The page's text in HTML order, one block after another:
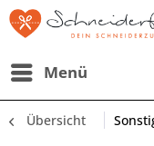
Menü
Übersicht